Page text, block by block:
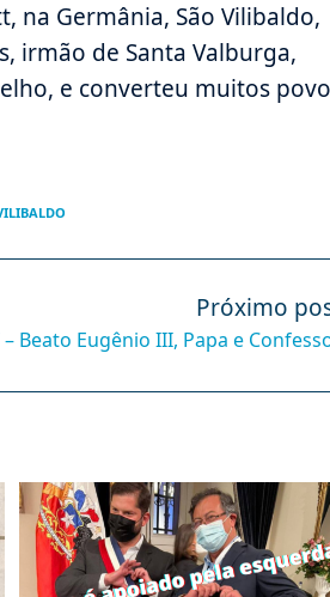
na Germânia, São Vilibaldo,
irmão de Santa Valburga,
e converteu muitos
Próximo
Beato Eugênio III, Papa e